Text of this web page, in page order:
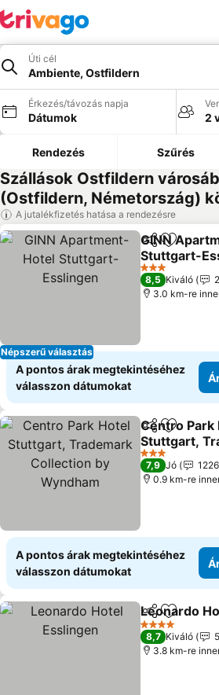
Úti cél
Ambiente, Ostfildern
Érkezés/távozás napja
Dátumok 2
Rendezés Szűrés
Szállások Ostfildern
(Ostfildern, Németország)
A jutalékfizetés hatása a rendezésre
Népszerű választás
Megosztás
GINN
Stuttgart-
3 Kategória
8,5 Kiváló
3.0 km-re
A pontos árak megtekintéséhez
válasszon dátumokat
Megosztás
Centro Park
Stuttgart,
Collection
3 Kategória
7,9 Jó
1226
0.9 km-re
A pontos árak megtekintéséhez
válasszon dátumokat
Megosztás
Leonardo
4 Kategória
8,7 Kiváló
3.8 km-re